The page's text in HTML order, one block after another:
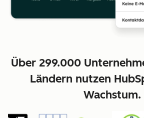
Über 299.000
Ländern nutzen
Wachstum.